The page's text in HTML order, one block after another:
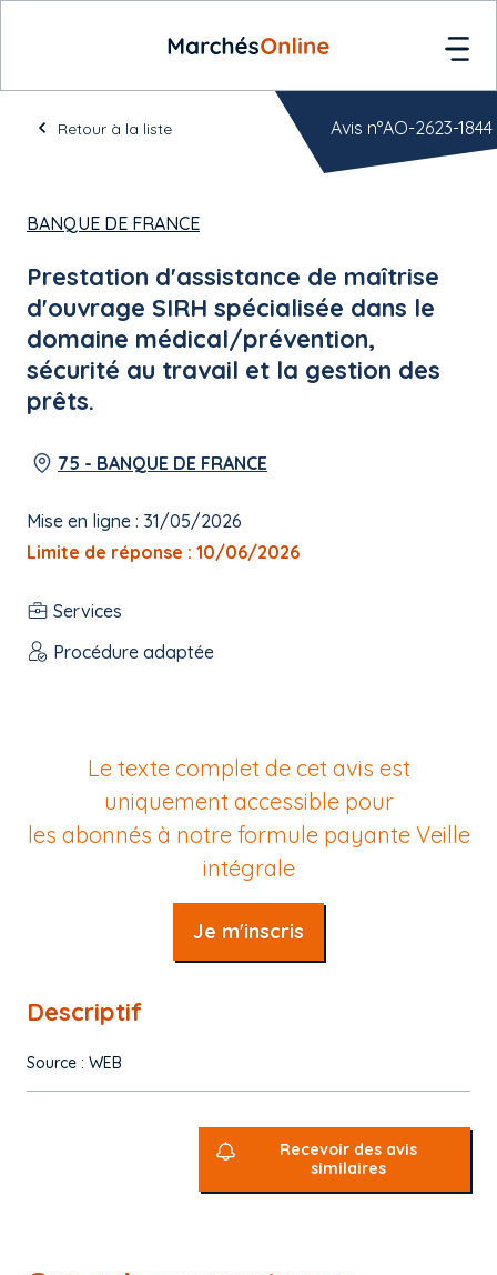
Retour à la liste
BANQUE DE FRANCE
Prestation d'assistance de maîtrise
d'ouvrage SIRH spécialisée dans le
domaine médical/prévention,
sécurité au travail et la gestion des
prêts.
75 - BANQUE DE FRANCE
Mise en ligne : 31/05/2026
Limite de réponse : 10/06/2026
Services
Procédure adaptée
Avis n°AO-2623-1844
Le texte complet de cet avis est
uniquement accessible pour
les abonnés à notre formule payante Veille
intégrale
Je m'inscris
Descriptif
Source : WEB
Recevoir des avis
similaires